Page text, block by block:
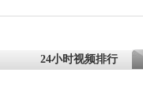
24小时视频排行